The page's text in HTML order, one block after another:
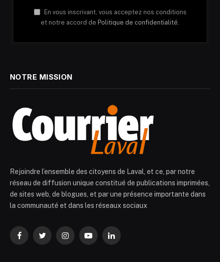
En vous inscrivant, vous acceptez nos conditions
et notre accord de Politique de confidentialité.
NOTRE MISSION
Rejoindre l’ensemble des citoyens de Laval, et ce, par notre
réseau de diffusion unique constitué de publications imprimées,
de sites web, de blogues, et par une présence importante dans
la communauté et dans les réseaux sociaux
FacebookTwitterInstagramYouTubeLinkedIn